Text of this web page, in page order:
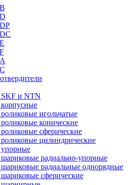
и NTN
игольчатые
конические
сферические
цилиндрические
радиально-упорные
радиальные однорядные
сферические